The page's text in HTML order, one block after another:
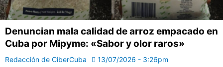
Denuncian mala calidad de arroz empacado en
Cuba por Mipyme: «Sabor y olor raros»
Redacción de CiberCuba 13/07/2026 - 3:26pm